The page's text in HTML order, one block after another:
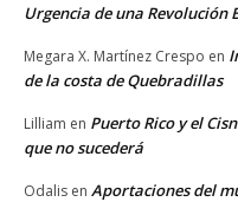
Urgencia de una Revolución
Megara X. Martínez Crespo en
de la costa de Quebradillas
Lilliam en Puerto Rico y el
que no sucederá
Odalis en Aportaciones del